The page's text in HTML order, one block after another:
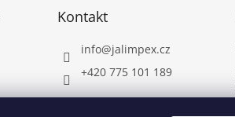
Kontakt
info@jalimpex.cz
+420 775 101 189